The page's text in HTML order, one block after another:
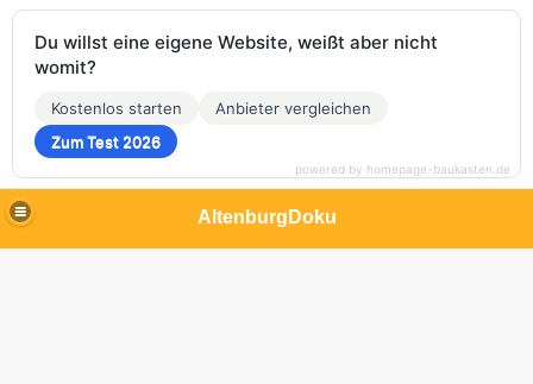
AltenburgDoku
Du willst eine eigene Website, weißt aber nicht
womit?
Kostenlos starten
Anbieter vergleichen
Zum Test 2026
powered by homepage-baukasten.de